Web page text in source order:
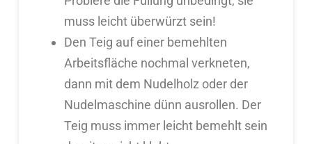
muss leicht überwürzt sein!
Den Teig auf einer bemehlten
Arbeitsfläche nochmal verkneten,
dann mit dem Nudelholz oder der
Nudelmaschine dünn ausrollen. Der
Teig muss immer leicht bemehlt sein